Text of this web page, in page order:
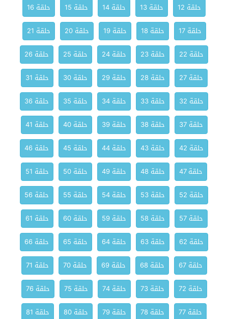
حلقة 12
حلقة 13 حلقة 14 حلقة 15
حلقة 16
حلقة 17
حلقة 18 حلقة 19 حلقة 20
حلقة 21
حلقة 22
حلقة 23 حلقة 24 حلقة 25
حلقة 26
حلقة 27
حلقة 28 حلقة 29 حلقة 30
حلقة 31
حلقة 32
حلقة 33 حلقة 34 حلقة 35
حلقة 36
حلقة 37
حلقة 38 حلقة 39 حلقة 40
حلقة 41
حلقة 42
حلقة 43 حلقة 44 حلقة 45
حلقة 46
حلقة 47
حلقة 48 حلقة 49 حلقة 50
حلقة 51
حلقة 52
حلقة 53 حلقة 54 حلقة 55
حلقة 56
حلقة 57
حلقة 58 حلقة 59 حلقة 60
حلقة 61
حلقة 62
حلقة 63 حلقة 64 حلقة 65
حلقة 66
حلقة 67
حلقة 68 حلقة 69 حلقة 70
حلقة 71
حلقة 72
حلقة 73 حلقة 74 حلقة 75
حلقة 76
حلقة 77
حلقة 78 حلقة 79 حلقة 80
حلقة 81